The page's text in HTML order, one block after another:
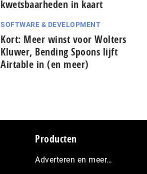
kwetsbaarheden in kaart
SOFTWARE & DEVELOPMENT
Kort: Meer winst voor Wolters
Kluwer, Bending Spoons lijft
Airtable in (en meer)
Producten
Adverteren en meer…